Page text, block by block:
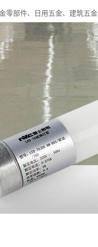
部件、日用五金、建筑五金